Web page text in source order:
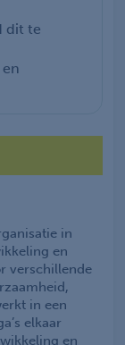
dit te
in
en
verschillende
in een
elkaar
en